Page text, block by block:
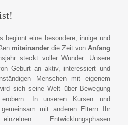
beginnt eine besondere, innige und
miteinander die Zeit von Anfang
steckt voller Wunder. Unsere
Geburt an aktiv, interessiert und
Menschen mit eigenem
sich seine Welt über Bewegung
erobern. In unseren Kursen und
mit anderen Eltern Ihr
Entwicklungsphasen